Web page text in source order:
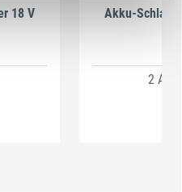
18 V
Akku-
2